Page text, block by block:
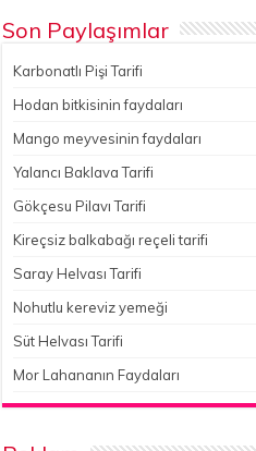
Son Paylaşımlar
Karbonatlı Pişi Tarifi
Hodan bitkisinin faydaları
Mango meyvesinin faydaları
Yalancı Baklava Tarifi
Gökçesu Pilavı Tarifi
Kireçsiz balkabağı reçeli tarifi
Saray Helvası Tarifi
Nohutlu kereviz yemeği
Süt Helvası Tarifi
Mor Lahananın Faydaları